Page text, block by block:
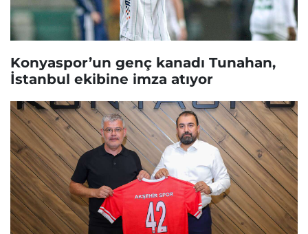
Konyaspor’un genç kanadı Tunahan,
İstanbul ekibine imza atıyor